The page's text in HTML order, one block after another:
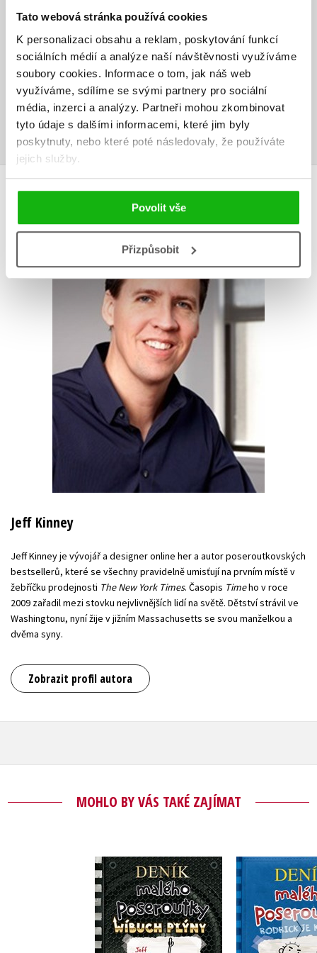
Tato webová stránka používá cookies
K personalizaci obsahu a reklam, poskytování funkcí
sociálních médií a analýze naší návštěvnosti využíváme
soubory cookies. Informace o tom, jak náš web
využíváme, sdílíme se svými partnery pro sociální
média, inzerci a analýzy. Partneři mohou zkombinovat
tyto údaje s dalšími informacemi, které jim byly
poskytnuty, nebo které poté následovaly, že používáte
jejich služby.
Povolit vše
Přizpůsobit
V současné době nejsou vytvořena žádná uživatelská hodnocení.
Vaše hodnocení
Uživatelskou recenzi mohou vkládat pouze registrovaní uživatelé
Přihlásit
AUTOR KNIHY
Jeff Kinney
Jeff Kinney je vývojář a designer online her a autor poseroutkovských
bestsellerů, které se všechny pravidelně umisťují na prvním místě v
žebříčku prodejnosti The New York Times. Časopis Timeho v roce
2009 zařadil mezi stovku nejvlivnějších lidí na světě. Dětství strávil ve
Washingtonu, nyní žije v jižním Massachusetts se svou manželkou a
dvěma syny.
Zobrazit profil autora
MOHLO BY VÁS TAKÉ ZAJÍMAT
Deník malého
poseroutky 17 -
Wíbuch Plýny
Jeff Kinney
Deník
Rodrick
Jeff